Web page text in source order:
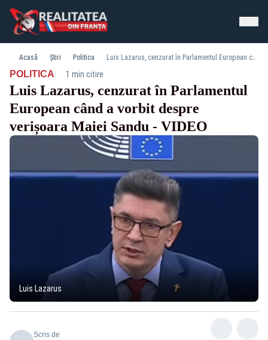
Acasă Știri Politica Luis Lazarus, cenzurat în Parlamentul European când a vorbit despre verișoara Maiei Sandu - VIDEO
POLITICA· 1 min citire
Luis Lazarus, cenzurat în Parlamentul
European când a vorbit despre
verișoara Maiei Sandu - VIDEO
Luis Lazarus
Scris de